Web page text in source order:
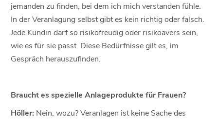
jemanden zu finden, bei dem ich mich verstanden fühle.
In der Veranlagung selbst gibt es kein richtig oder falsch.
Jede Kundin darf so risikofreudig oder risikoavers sein,
wie es für sie passt. Diese Bedürfnisse gilt es, im
Gespräch herauszufinden.
Braucht es spezielle Anlageprodukte für Frauen?
Höller: Nein, wozu? Veranlagen ist keine Sache des